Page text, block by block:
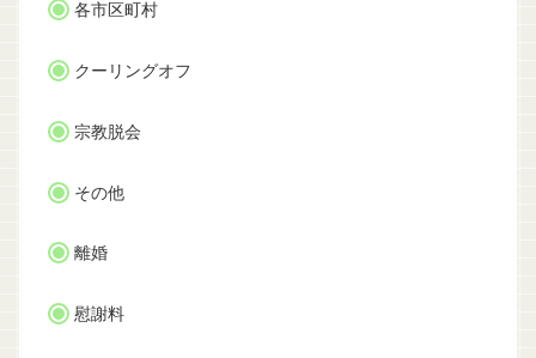
各市区町村
クーリングオフ
宗教脱会
その他
離婚
慰謝料